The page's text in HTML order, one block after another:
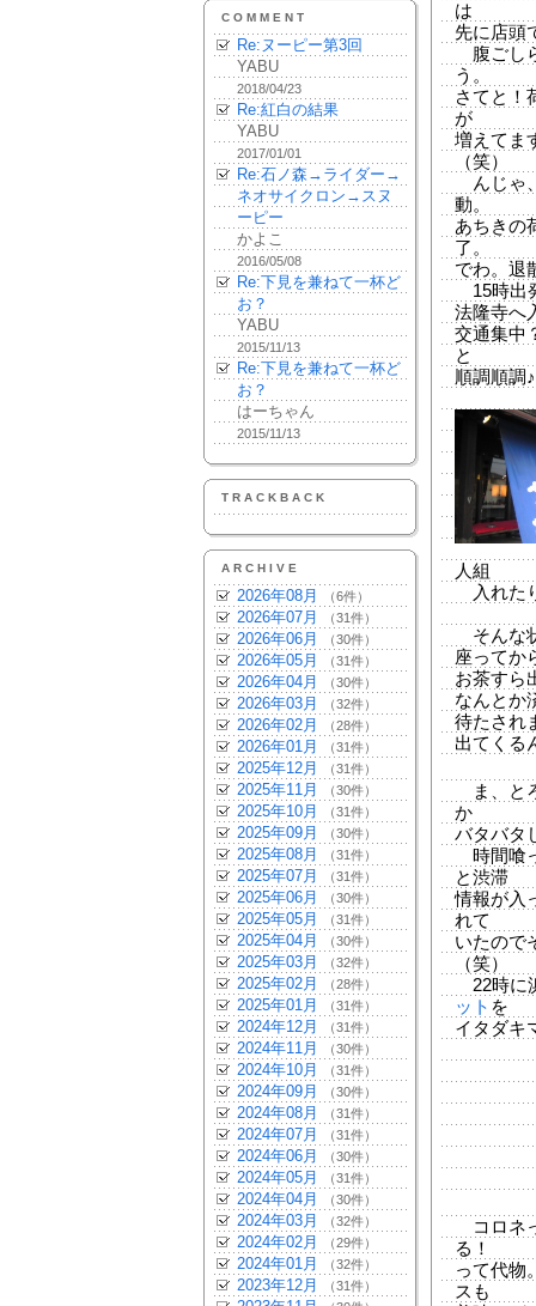
COMMENT
Re:ヌーピー第3回
YABU
2018/04/23
Re:紅白の結果
YABU
2017/01/01
Re:石ノ森→ライダー→
ネオサイクロン→スヌ
ーピー
かよこ
2016/05/08
Re:下見を兼ねて一杯ど
お？
YABU
2015/11/13
Re:下見を兼ねて一杯ど
お？
はーちゃん
2015/11/13
TRACKBACK
ARCHIVE
2026年08月 （6件）
2026年07月 （31件）
2026年06月 （30件）
2026年05月 （31件）
2026年04月 （30件）
2026年03月 （32件）
2026年02月 （28件）
2026年01月 （31件）
2025年12月 （31件）
2025年11月 （30件）
2025年10月 （31件）
2025年09月 （30件）
2025年08月 （31件）
2025年07月 （31件）
2025年06月 （30件）
2025年05月 （31件）
2025年04月 （30件）
2025年03月 （32件）
2025年02月 （28件）
2025年01月 （31件）
2024年12月 （31件）
2024年11月 （30件）
2024年10月 （31件）
2024年09月 （30件）
2024年08月 （31件）
2024年07月 （31件）
2024年06月 （30件）
2024年05月 （31件）
2024年04月 （30件）
2024年03月 （32件）
2024年02月 （29件）
2024年01月 （32件）
2023年12月 （31件）
は
先に店頭
腹ごし
う。
さてと！
が
増えてま
（笑）
んじゃ
動。
あちきの
了。
でわ。退
15時出
法隆寺へ
交通集中
と
順調順調
人組
入れた
そんな
座ってか
お茶すら
なんとか
待たされ
出てくる
ま、と
か
バタバタ
時間喰
と渋滞
情報が入
れて
いたので
（笑）
22時に
ット を
イタダキ
コロネ
る！
って代物
スも